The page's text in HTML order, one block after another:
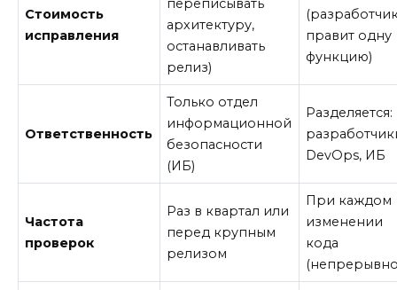
Стоимость
исправления
переписывать
архитектуру,
останавливать
релиз)
правит одну
функцию)
Ответственность
Только отдел
информационной
безопасности
(ИБ)
Разделяется:
DevOps, ИБ
Частота
проверок
Раз в квартал или
перед крупным
релизом
При каждом
изменении
кода